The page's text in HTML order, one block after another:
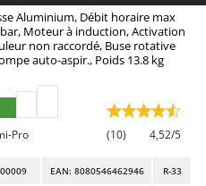
roues
tracteurs
Aluminium, Débit horaire max
Moteur à induction, Activation
non raccordé, Buse rotative
auto-aspir., Poids 13.8 kg
Pro (10) 4,52/5
EAN: 8080546462946 R-33